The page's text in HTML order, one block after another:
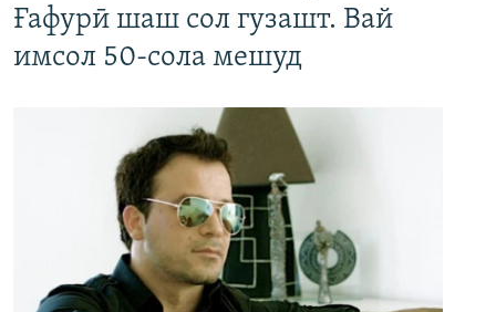
Ғафурӣ шаш сол гузашт. Вай
имсол 50-сола мешуд